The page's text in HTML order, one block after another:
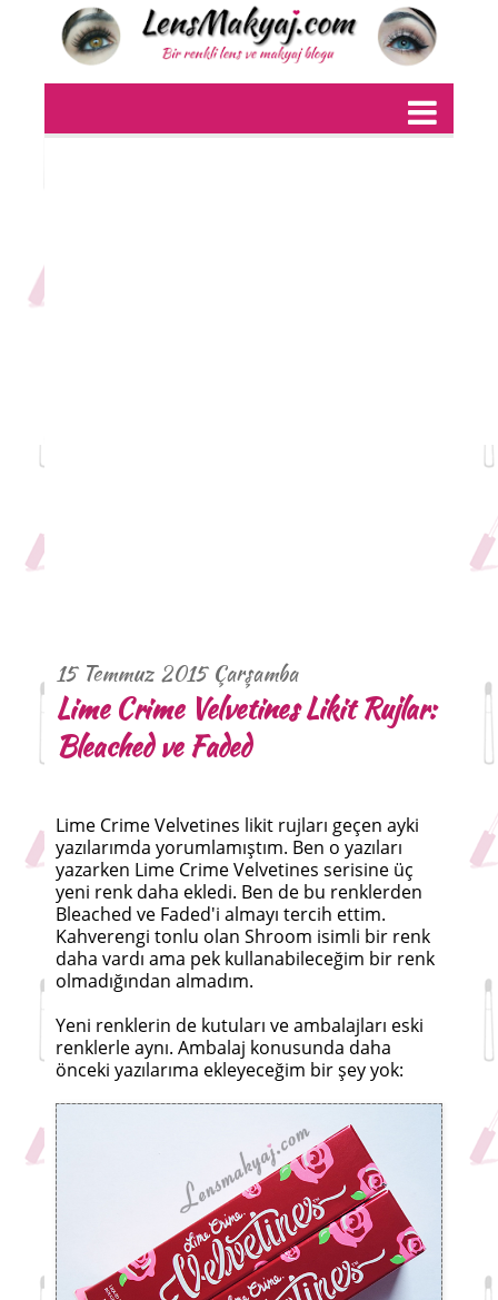
15 Temmuz 2015 Çarşamba
Lime Crime Velvetines Likit Rujlar:
Bleached ve Faded
Lime Crime Velvetines likit rujları geçen ayki
yazılarımda yorumlamıştım. Ben o yazıları
yazarken Lime Crime Velvetines serisine üç
yeni renk daha ekledi. Ben de bu renklerden
Bleached ve Faded'i almayı tercih ettim.
Kahverengi tonlu olan Shroom isimli bir renk
daha vardı ama pek kullanabileceğim bir renk
olmadığından almadım.
Yeni renklerin de kutuları ve ambalajları eski
renklerle aynı. Ambalaj konusunda daha
önceki yazılarıma ekleyeceğim bir şey yok: